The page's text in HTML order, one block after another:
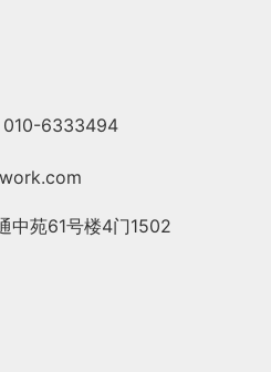
6333494
中苑61号楼4门1502